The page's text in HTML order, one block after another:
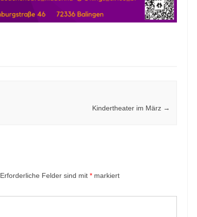
Kindertheater im März →
Erforderliche Felder sind mit *markiert